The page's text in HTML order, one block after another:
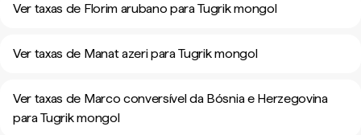
Ver taxas de Florim arubano para Tugrik mongol
Ver taxas de Manat azeri para Tugrik mongol
Ver taxas de Marco conversível da Bósnia e Herzegovina
para Tugrik mongol